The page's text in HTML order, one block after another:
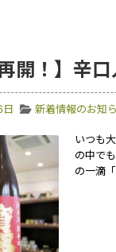
再開！】辛
日 新着情報のお知
いつも
の中で
の一滴